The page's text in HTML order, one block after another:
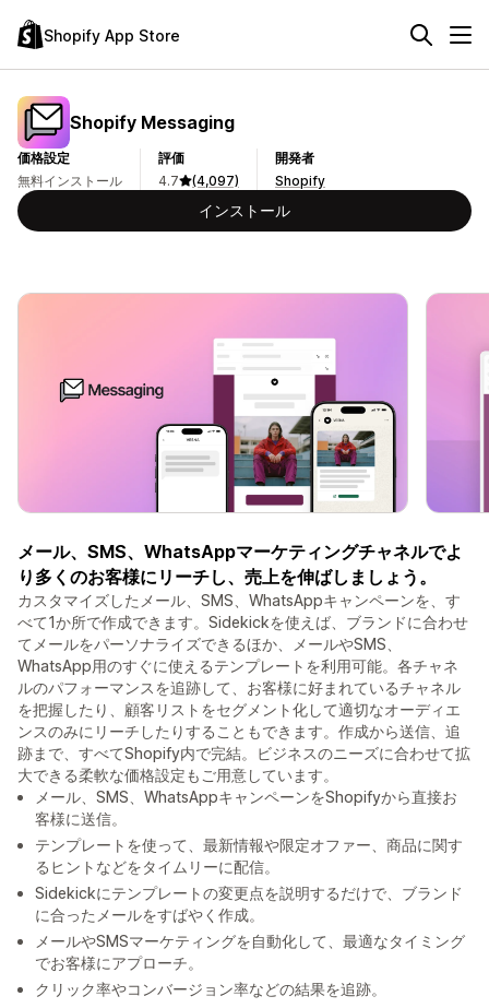
Shopify App Store
Shopify Messaging
価格設定
無料インストール
評価
4.7
(4,097)
開発者
Shopify
インストール
メール、SMS、WhatsAppマーケティングチャネルでよ
り多くのお客様にリーチし、売上を伸ばしましょう。
カスタマイズしたメール、SMS、WhatsAppキャンペーンを、す
べて1か所で作成できます。Sidekickを使えば、ブランドに合わせ
てメールをパーソナライズできるほか、メールやSMS、
WhatsApp用のすぐに使えるテンプレートを利用可能。各チャネ
ルのパフォーマンスを追跡して、お客様に好まれているチャネル
を把握したり、顧客リストをセグメント化して適切なオーディエ
ンスのみにリーチしたりすることもできます。作成から送信、追
跡まで、すべてShopify内で完結。ビジネスのニーズに合わせて拡
大できる柔軟な価格設定もご用意しています。
メール、SMS、WhatsAppキャンペーンをShopifyから直接お
客様に送信。
テンプレートを使って、最新情報や限定オファー、商品に関す
るヒントなどをタイムリーに配信。
Sidekickにテンプレートの変更点を説明するだけで、ブランド
に合ったメールをすばやく作成。
メールやSMSマーケティングを自動化して、最適なタイミング
でお客様にアプローチ。
クリック率やコンバージョン率などの結果を追跡。